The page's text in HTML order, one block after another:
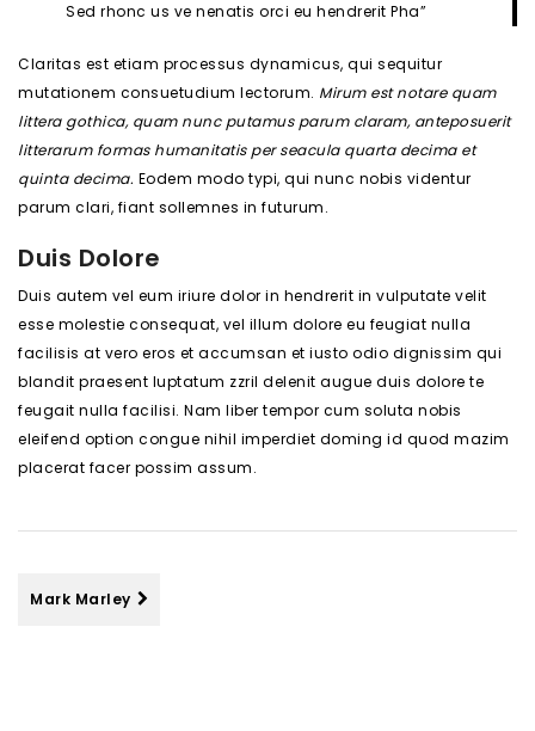
Sed rhonc us ve nenatis orci eu hendrerit Pha”
Claritas est etiam processus dynamicus, qui sequitur
mutationem consuetudium lectorum. Mirum est notare quam
littera gothica, quam nunc putamus parum claram, anteposuerit
litterarum formas humanitatis per seacula quarta decima et
quinta decima. Eodem modo typi, qui nunc nobis videntur
parum clari, fiant sollemnes in futurum.
Duis Dolore
Duis autem vel eum iriure dolor in hendrerit in vulputate velit
esse molestie consequat, vel illum dolore eu feugiat nulla
facilisis at vero eros et accumsan et iusto odio dignissim qui
blandit praesent luptatum zzril delenit augue duis dolore te
feugait nulla facilisi. Nam liber tempor cum soluta nobis
eleifend option congue nihil imperdiet doming id quod mazim
placerat facer possim assum.
Mark Marley